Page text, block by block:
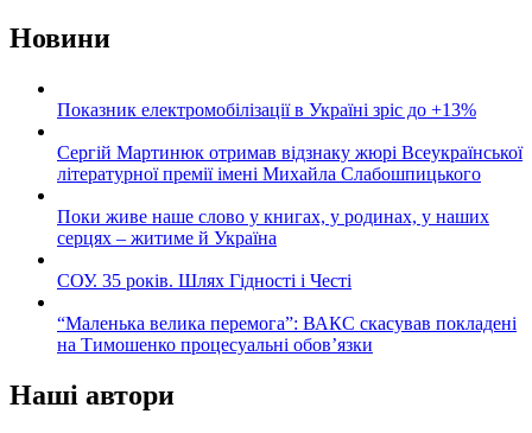
Новини
Показник електромобілізації в Україні зріс до +13%
Сергій Мартинюк отримав відзнаку жюрі Всеукраїнської
літературної премії імені Михайла Слабошпицького
Поки живе наше слово у книгах, у родинах, у наших
серцях – житиме й Україна
СОУ. 35 років. Шлях Гідності і Честі
“Маленька велика перемога”: ВАКС скасував покладені
на Тимошенко процесуальні обов’язки
Наші автори